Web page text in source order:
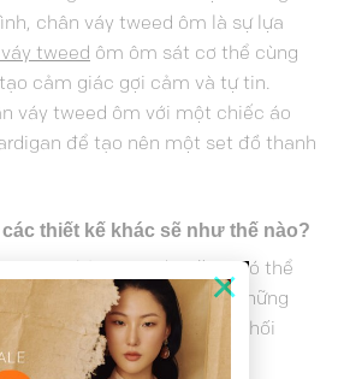
×
chân váy tweed ôm là sự lựa
tweed ôm ôm sát cơ thể cùng
cảm giác gợi cảm và tự tin.
váy tweed ôm với một chiếc áo
để tạo nên một set đồ thanh
thiết kế khác sẽ như thế nào?
item thời trang đa năng, có thể
kế khác nhau để tạo nên những
Dưới đây là một số gợi ý phối
thiết kế khác: